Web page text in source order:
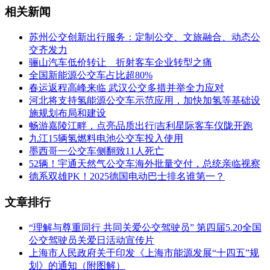
相关新闻
苏州公交创新出行服务：定制公交、文旅融合、动态公
交齐发力
骊山汽车低价转让 折射客车企业转型之痛
全国新能源公交车占比超80%
春运返程高峰来临 武汉公交多措并举全力应对
河北将支持氢能源公交车示范应用，加快加氢等基础设
施规划布局和建设
畅游嘉陵江畔，点亮品质出行|吉利星际客车仪陇开跑
九江15辆氢燃料电池公交车投入使用
墨西哥一公交车侧翻致11人死亡
52辆！宇通天然气公交车海外批量交付，总统亲临视察
德系双雄PK！2025德国电动巴士排名谁第一？
文章排行
“理解与尊重同行 共同关爱公交驾驶员” 第四届5.20全国
公交驾驶员关爱日活动宣传片
上海市人民政府关于印发《上海市能源发展“十四五”规
划》的通知（附图解）